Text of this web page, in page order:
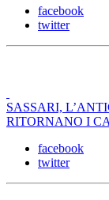
facebook
twitter
SASSARI,
RITORNANO I
facebook
twitter